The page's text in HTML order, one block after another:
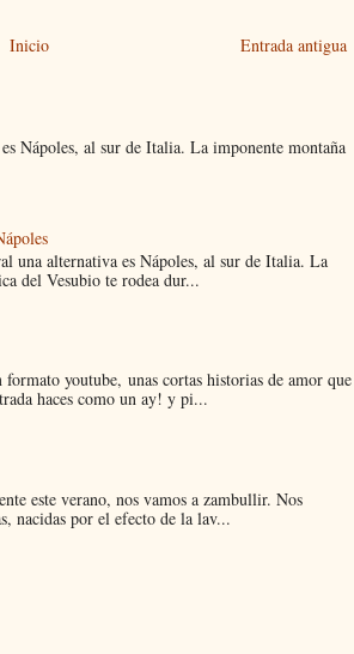
Entrada antigua
Inicio
Nápoles, al sur de Italia. La imponente montaña
una alternativa es Nápoles, al sur de Italia. La
del Vesubio te rodea dur...
youtube, unas cortas historias de amor que
haces como un ay! y pi...
este verano, nos vamos a zambullir. Nos
nacidas por el efecto de la lav...